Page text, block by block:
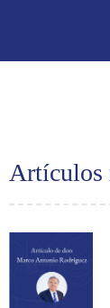
Artículos